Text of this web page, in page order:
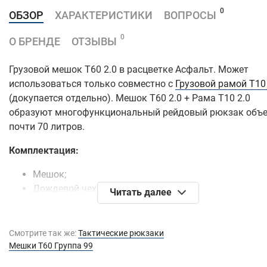
ОБЗОР ХАРАКТЕРИСТИКИ ВОПРОСЫ 0
О БРЕНДЕ ОТЗЫВЫ 0
Грузовой мешок Т60 2.0 в расцветке Асфальт. Может
использоваться только совместно с Грузовой рамой
(докупается отдельно). Мешок Т60 2.0 + Рама Т10 2.0
образуют многофункциональный рейдовый рюкзак
почти 70 литров.
Комплектация:
Мешок;
Дождевой чехол;
Внимание! Мешок Т60 2.0 может использоваться
Читать далее
Смотрите так же:Тактические рюкзаки
Мешки Т60 Группа 99